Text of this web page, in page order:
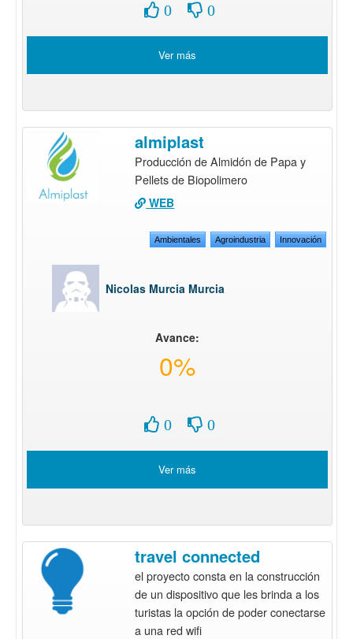
0 0
Ver más
almiplast
Producción de Almidón de Papa y
Pellets de Biopolimero
WEB
Ambientales Agroindustria Innovación
Nicolas Murcia Murcia
Avance:
0%
0 0
Ver más
travel connected
el proyecto consta en la construcción
de un dispositivo que les brinda a los
turistas la opción de poder conectarse
a una red wifi